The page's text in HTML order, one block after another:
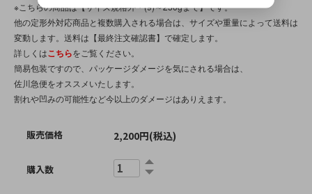
※こちらの商品は【サイズ規格外・(9)～250gまで】です。
他の定形外対応商品と複数購入される場合は、サイズや重量によって送料は
変動します。送料は【最終注文確認書】で確定します。
詳しくはこちらをご覧ください。
簡易包装ですので、パッケージダメージを気にされる場合は、
佐川急便をオススメいたします。
割れや凹みの可能性など今以上のダメージはありえます。
販売価格 2,200円(税込)
購入数